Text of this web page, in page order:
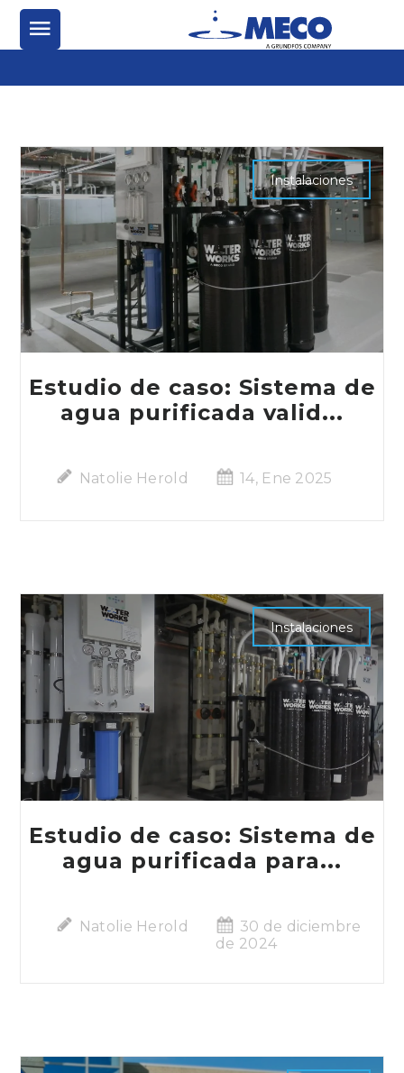
Instalaciones
Estudio de caso: Sistema de
agua purificada valid...
Natolie Herold 14, Ene 2025
Instalaciones
Estudio de caso: Sistema de
agua purificada para...
Natolie Herold
30 de diciembre
de 2024